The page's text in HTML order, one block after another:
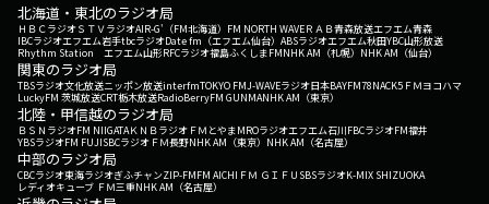
北海道・東北のラジオ局
ＨＢＣラジオＳＴＶラジオAIR-G'（FM北海道） FM NORTH WAVEＲＡＢ青森放送エフエム青森
IBCラジオエフエム岩手tbcラジオDate fm（エフエム仙台） ABSラジオエフエム秋田YBC山形放送
Rhythm Station エフエム山形RFCラジオ福島ふくしまFMNHK AM（札幌） NHK AM（仙台）
関東のラジオ局
TBSラジオ文化放送ニッポン放送interfmTOKYO FMJ-WAVEラジオ日本BAYFM78NACK5 ＦＭヨコハマ
LuckyFM 茨城放送CRT栃木放送RadioBerryFM GUNMANHK AM（東京）
北陸・甲信越のラジオ局
ＢＳＮラジオFM NIIGATAＫＮＢラジオ ＦＭとやまMROラジオエフエム石川FBCラジオFM福井
YBSラジオFM FUJISBCラジオ ＦＭ長野NHK AM（東京） NHK AM（名古屋）
中部のラジオ局
CBCラジオ東海ラジオぎふチャンZIP-FMFM AICHI ＦＭ ＧＩＦＵ SBSラジオK-MIX SHIZUOKA
レディオキューブ ＦＭ三重NHK AM（名古屋）